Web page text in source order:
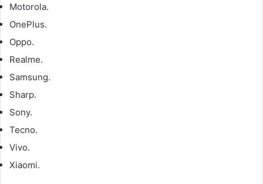
Motorola.
OnePlus.
Oppo.
Realme.
Samsung.
Sharp.
Sony.
Tecno.
Vivo.
Xiaomi.